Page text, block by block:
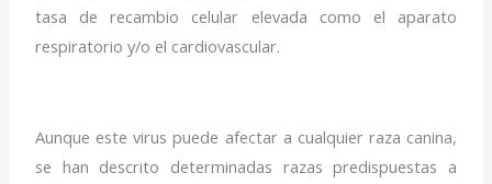
tasa de recambio celular elevada como el aparato
respiratorio y/o el cardiovascular.
Aunque este virus puede afectar a cualquier raza canina,
se han descrito determinadas razas predispuestas a